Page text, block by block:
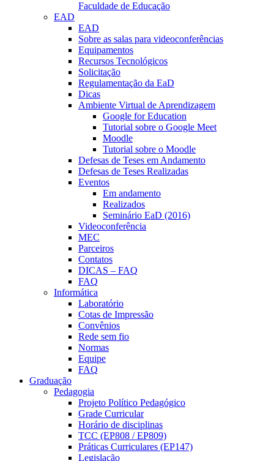
Faculdade de Educação
EAD
EAD
Sobre as salas para videoconferências
Equipamentos
Recursos Tecnológicos
Solicitação
Regulamentação da EaD
Dicas
Ambiente Virtual de Aprendizagem
Google for Education
Tutorial sobre o Google Meet
Moodle
Tutorial sobre o Moodle
Defesas de Teses em Andamento
Defesas de Teses Realizadas
Eventos
Em andamento
Realizados
Seminário EaD (2016)
Videoconferência
MEC
Parceiros
Contatos
DICAS – FAQ
FAQ
Informática
Laboratório
Cotas de Impressão
Convênios
Rede sem fio
Normas
Equipe
FAQ
Graduação
Pedagogia
Projeto Político Pedagógico
Grade Curricular
Horário de disciplinas
TCC (EP808 / EP809)
Práticas Curriculares (EP147)
Legislação